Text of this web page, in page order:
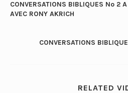
CONVERSATIONS BIBLIQUES No 2
AVEC RONY AKRICH
CONVERSATIONS
RELATED